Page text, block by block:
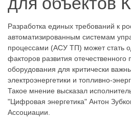
Разработка единых требований к
автоматизированным системам
процессами (АСУ ТП) может стать
факторов развития отечественного
оборудования для критически
электроэнергетики и топливно-
Такое мнение высказал
"Цифровая энергетика" Антон
Ассоциации.